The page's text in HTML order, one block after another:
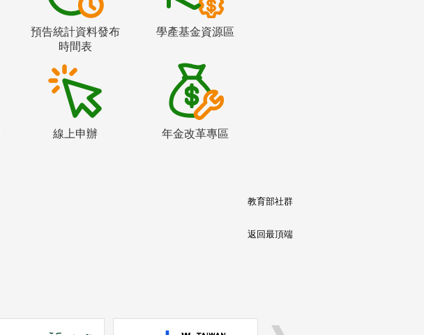
預告統計資料發布
時間表
學產基金資源區
線上申辦 年金改革專區
教育部社群
返回最頂端